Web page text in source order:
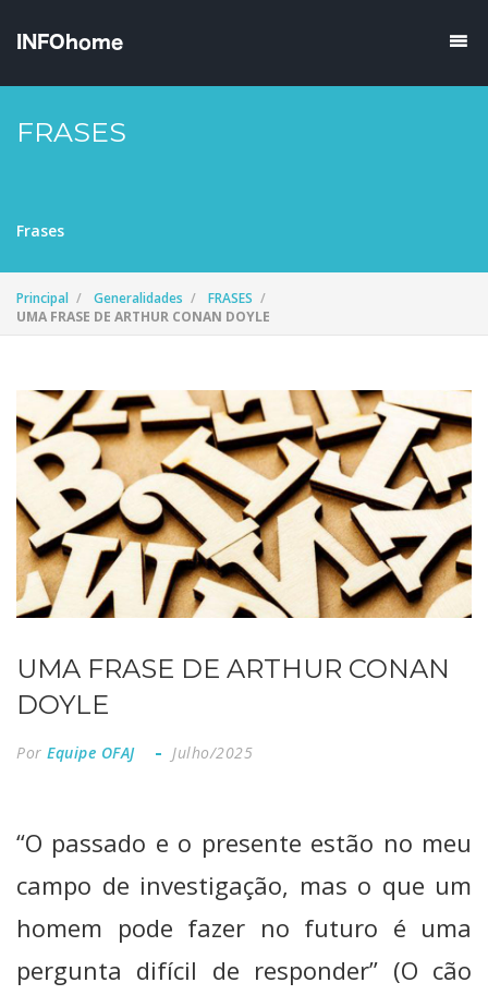
FRASES
Frases
Principal Generalidades
FRASES
UMA FRASE DE ARTHUR CONAN DOYLE
UMA FRASE DE ARTHUR CONAN
DOYLE
Por Equipe OFAJ Julho/2025
“O passado e o presente estão no meu
campo de investigação, mas o que um
homem pode fazer no futuro é uma
pergunta difícil de responder” (O cão